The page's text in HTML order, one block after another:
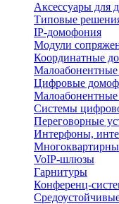
Аксессуары для
Типовые
IP-домофония
Модули
Координатные
Цифровые
Системы
Переговорные
Интерфоны,
VoIP-шлюзы
Гарнитуры
Конференц-